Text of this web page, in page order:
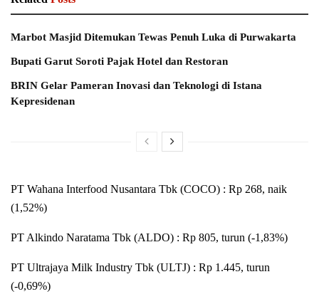
Marbot Masjid Ditemukan Tewas Penuh Luka di Purwakarta
Bupati Garut Soroti Pajak Hotel dan Restoran
BRIN Gelar Pameran Inovasi dan Teknologi di Istana
Kepresidenan
PT Wahana Interfood Nusantara Tbk (COCO) : Rp 268, naik
(1,52%)
PT Alkindo Naratama Tbk (ALDO) : Rp 805, turun (-1,83%)
PT Ultrajaya Milk Industry Tbk (ULTJ) : Rp 1.445, turun
(-0,69%)